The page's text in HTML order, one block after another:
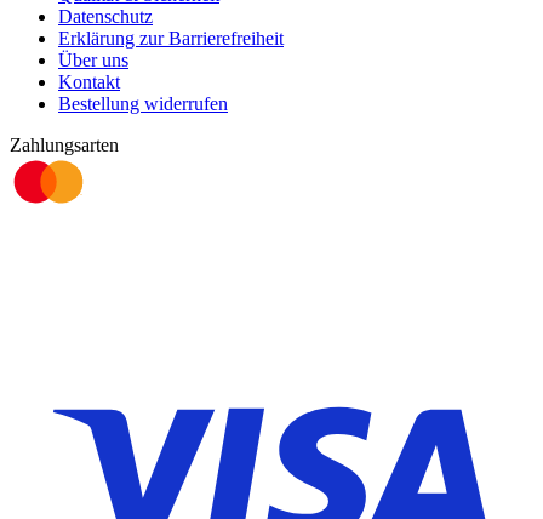
Datenschutz
Erklärung zur Barrierefreiheit
Über uns
Kontakt
Bestellung widerrufen
Zahlungsarten